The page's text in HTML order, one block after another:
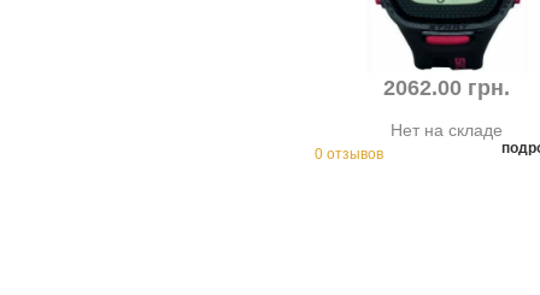
2062.00 грн.
Нет на складе
0 отзывов